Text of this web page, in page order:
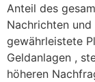
Anteil des
Nachrichten
gewährleistete
Geldanlagen ,
höheren